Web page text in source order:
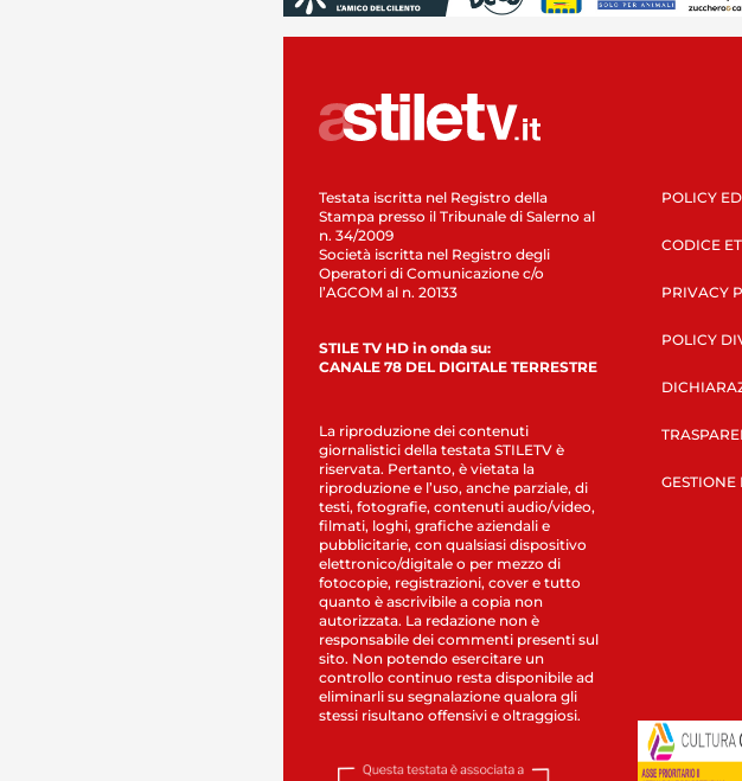
Testata iscritta nel Registro della
Stampa presso il Tribunale di Salerno al
n. 34/2009
Società iscritta nel Registro degli
Operatori di Comunicazione c/o
l’AGCOM al n. 20133
STILE TV HD in onda su:
CANALE 78 DEL DIGITALE TERRESTRE
La riproduzione dei contenuti
giornalistici della testata STILETV è
riservata. Pertanto, è vietata la
riproduzione e l’uso, anche parziale, di
testi, fotografie, contenuti audio/video,
filmati, loghi, grafiche aziendali e
pubblicitarie, con qualsiasi dispositivo
elettronico/digitale o per mezzo di
fotocopie, registrazioni, cover e tutto
quanto è ascrivibile a copia non
autorizzata. La redazione non è
responsabile dei commenti presenti sul
sito. Non potendo esercitare un
controllo continuo resta disponibile ad
eliminarli su segnalazione qualora gli
stessi risultano offensivi e oltraggiosi.
POLICY
CODICE
PRIVACY
POLICY
GESTIONE